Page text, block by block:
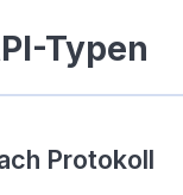
Typen
Protokoll